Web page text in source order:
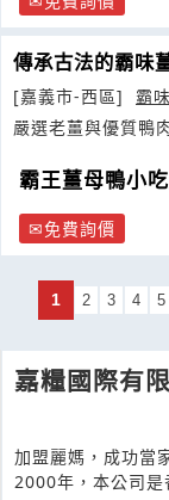
傳承古法的霸味
[嘉義市-西區]
霸
嚴選老薑與優質鴨
霸王薑母鴨小
免費詢價
1 2 3 4 5
嘉糧國際有
加盟麗媽，成功當
2000年，本公司是